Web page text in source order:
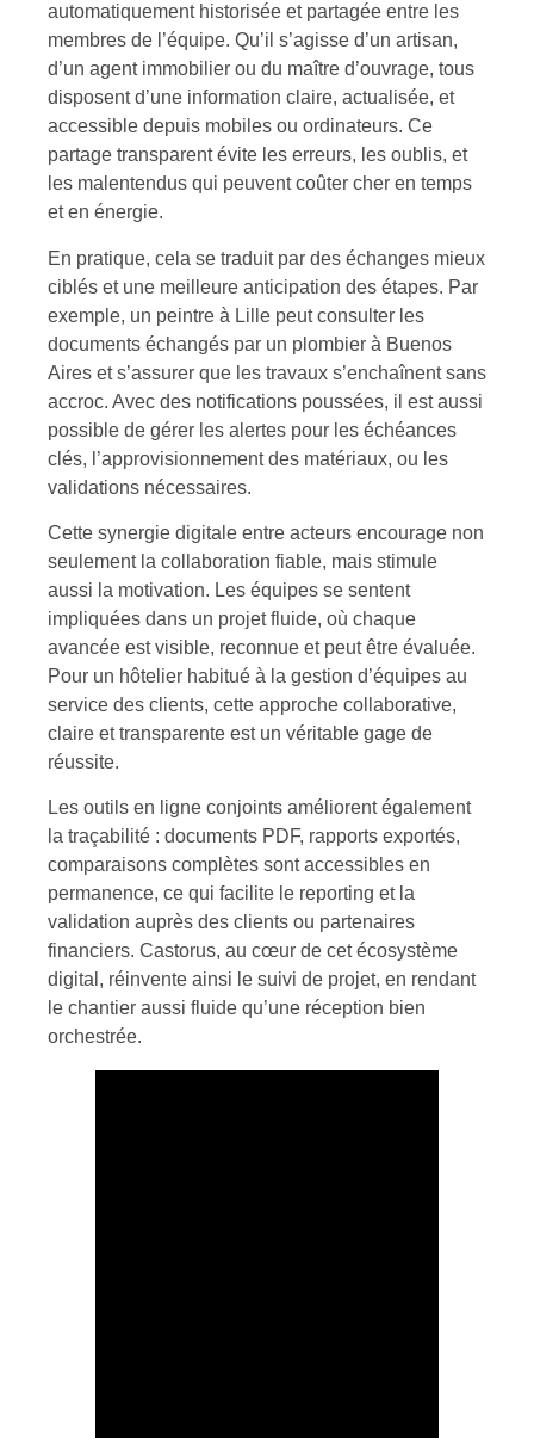
automatiquement historisée et partagée entre les
membres de l’équipe. Qu’il s’agisse d’un artisan,
d’un agent immobilier ou du maître d’ouvrage, tous
disposent d’une information claire, actualisée, et
accessible depuis mobiles ou ordinateurs. Ce
partage transparent évite les erreurs, les oublis, et
les malentendus qui peuvent coûter cher en temps
et en énergie.
En pratique, cela se traduit par des échanges mieux
ciblés et une meilleure anticipation des étapes. Par
exemple, un peintre à Lille peut consulter les
documents échangés par un plombier à Buenos
Aires et s’assurer que les travaux s’enchaînent sans
accroc. Avec des notifications poussées, il est aussi
possible de gérer les alertes pour les échéances
clés, l’approvisionnement des matériaux, ou les
validations nécessaires.
Cette synergie digitale entre acteurs encourage non
seulement la collaboration fiable, mais stimule
aussi la motivation. Les équipes se sentent
impliquées dans un projet fluide, où chaque
avancée est visible, reconnue et peut être évaluée.
Pour un hôtelier habitué à la gestion d’équipes au
service des clients, cette approche collaborative,
claire et transparente est un véritable gage de
réussite.
Les outils en ligne conjoints améliorent également
la traçabilité : documents PDF, rapports exportés,
comparaisons complètes sont accessibles en
permanence, ce qui facilite le reporting et la
validation auprès des clients ou partenaires
financiers. Castorus, au cœur de cet écosystème
digital, réinvente ainsi le suivi de projet, en rendant
le chantier aussi fluide qu’une réception bien
orchestrée.